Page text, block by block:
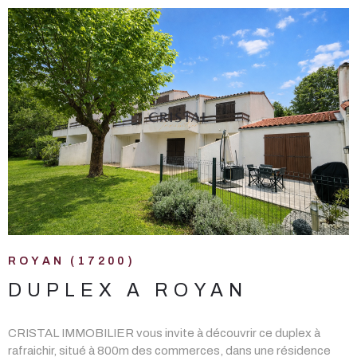
ROYAN (17200)
DUPLEX A ROYAN
CRISTAL IMMOBILIER vous invite à découvrir ce duplex à
rafraichir, situé à 800m des commerces, dans une résidence
VOIR LE BIEN